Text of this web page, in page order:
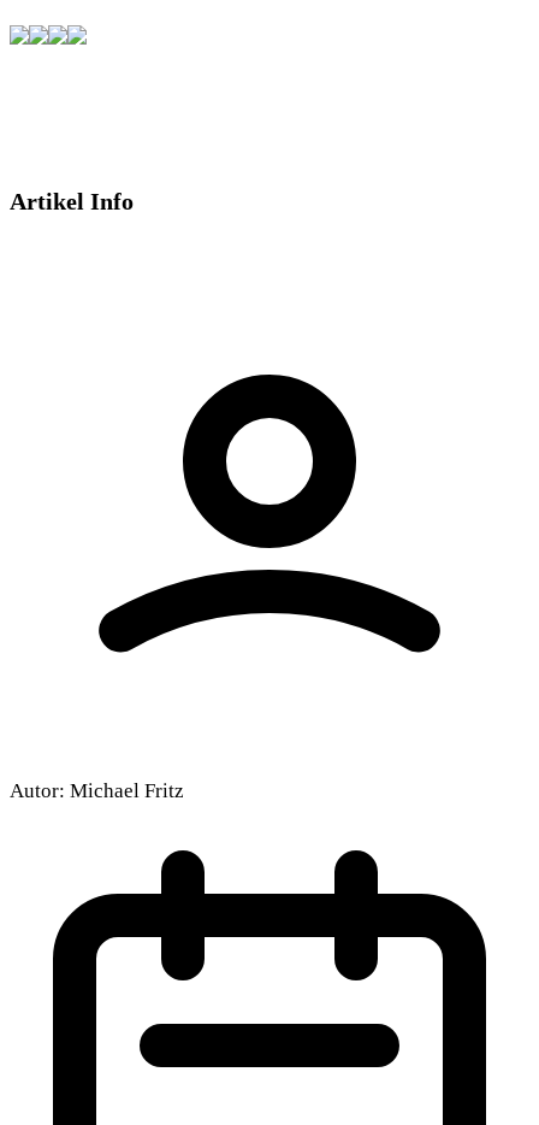
Artikel Info
Autor: Michael Fritz